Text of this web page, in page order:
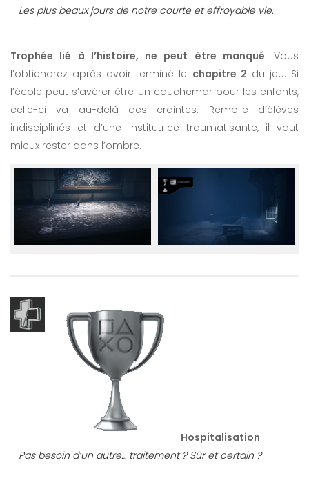
Les plus beaux jours de notre courte et effroyable vie.
Trophée lié à l’histoire, ne peut être manqué. Vous
l’obtiendrez après avoir terminé le chapitre 2 du jeu. Si
l’école peut s’avérer être un cauchemar pour les enfants,
celle-ci va au-delà des craintes. Remplie d’élèves
indisciplinés et d’une institutrice traumatisante, il vaut
mieux rester dans l’ombre.
Hospitalisation
Pas besoin d’un autre… traitement ? Sûr et certain ?